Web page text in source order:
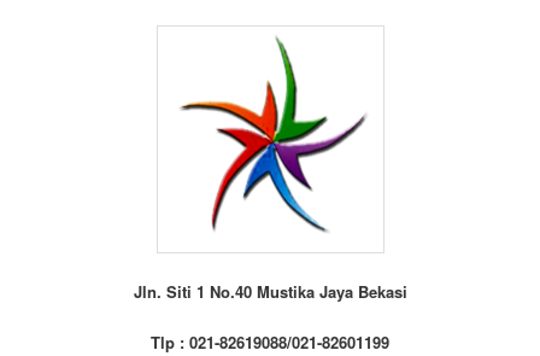
Jln. Siti 1 No.40 Mustika Jaya Bekasi
Tlp : 021-82619088/021-82601199